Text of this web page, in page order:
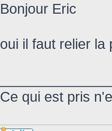
Bonjour Eric
oui il faut relier la
Ce qui est pris